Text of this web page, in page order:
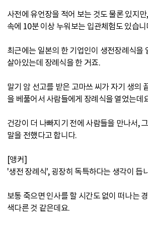
사전에 유언장을 적어 보는 것도 물론 있지
속에 10분 이상 누워보는 입관체험도 있습니
최근에는 일본의 한 기업인이 생전장례식을
살아있는데 장례식을 한 거죠.
말기 암 선고를 받은 고마쓰 씨가 자기 생의
을 베풀어서 사람들에게 장례식을 열었는데
건강이 더 나빠지기 전에 사람들을 만나서,
말을 전했다고 합니다.
[앵커]
'생전 장례식', 굉장히 독특하다는 생각이 듭
보통 죽으면 인사를 할 시간도 없이 떠나는
색다른 것 같은데요.